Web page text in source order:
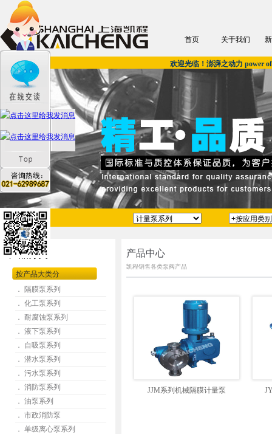
首页 关于我们
欢迎光临！澎湃之动力 power
产品分类
按产品大类分
． 隔膜泵系列
． 化工泵系列
． 耐腐蚀泵系列
． 液下泵系列
． 自吸泵系列
． 潜水泵系列
． 污水泵系列
． 消防泵系列
． 油泵系列
． 市政消防泵
． 单级离心泵系列
产品中心
凯程销售各类泵阀产品
JJM系列机械隔膜计量泵